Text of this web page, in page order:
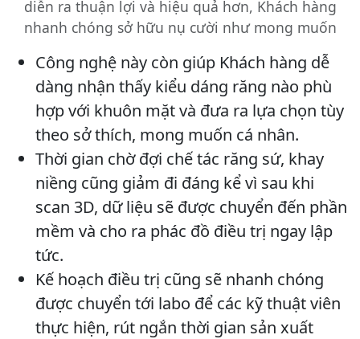
diễn ra thuận lợi và hiệu quả hơn, Khách hàng
nhanh chóng sở hữu nụ cười như mong muốn
Công nghệ này còn giúp Khách hàng dễ
dàng nhận thấy kiểu dáng răng nào phù
hợp với khuôn mặt và đưa ra lựa chọn tùy
theo sở thích, mong muốn cá nhân.
Thời gian chờ đợi chế tác răng sứ, khay
niềng cũng giảm đi đáng kể vì sau khi
scan 3D, dữ liệu sẽ được chuyển đến phần
mềm và cho ra phác đồ điều trị ngay lập
tức.
Kế hoạch điều trị cũng sẽ nhanh chóng
được chuyển tới labo để các kỹ thuật viên
thực hiện, rút ngắn thời gian sản xuất